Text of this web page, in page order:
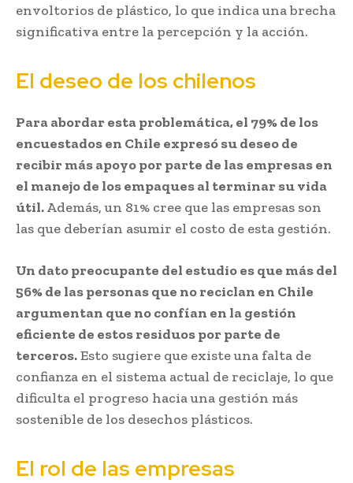
envoltorios de plástico, lo que indica una brecha
significativa entre la percepción y la acción.
El deseo de los chilenos
Para abordar esta problemática, el 79% de los
encuestados en Chile expresó su deseo de
recibir más apoyo por parte de las empresas en
el manejo de los empaques al terminar su vida
útil.Además, un 81% cree que las empresas son
las que deberían asumir el costo de esta gestión.
Un dato preocupante del estudio es que más del
56% de las personas que no reciclan en Chile
argumentan que no confían en la gestión
eficiente de estos residuos por parte de
terceros.Esto sugiere que existe una falta de
confianza en el sistema actual de reciclaje, lo que
dificulta el progreso hacia una gestión más
sostenible de los desechos plásticos.
El rol de las empresas